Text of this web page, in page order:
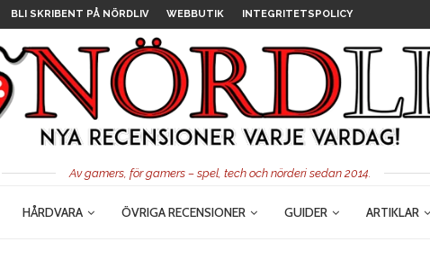
BLI SKRIBENT PÅ NÖRDLIV WEBBUTIK INTEGRITETSPOLICY
Av gamers, för gamers – spel, tech och nörderi sedan 2014.
HÅRDVARA ÖVRIGA RECENSIONER GUIDER ARTIKLAR